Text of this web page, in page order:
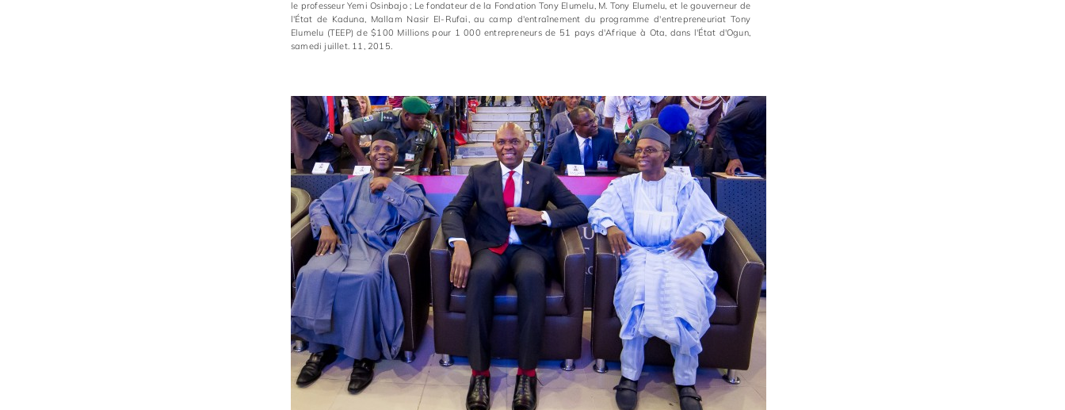
le professeur Yemi Osinbajo ; Le fondateur de la Fondation Tony Elumelu, M. Tony Elumelu, et le gouverneur de
l'État de Kaduna, Mallam Nasir El-Rufai, au camp d'entraînement du programme d'entrepreneuriat Tony
Elumelu (TEEP) de $100 Millions pour 1 000 entrepreneurs de 51 pays d'Afrique à Ota, dans l'État d'Ogun,
samedi juillet. 11, 2015.